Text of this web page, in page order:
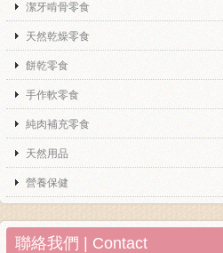
潔牙啃骨零食
天然乾燥零食
餅乾零食
手作軟零食
純肉補充零食
天然用品
營養保健
聯絡我們 | Contact